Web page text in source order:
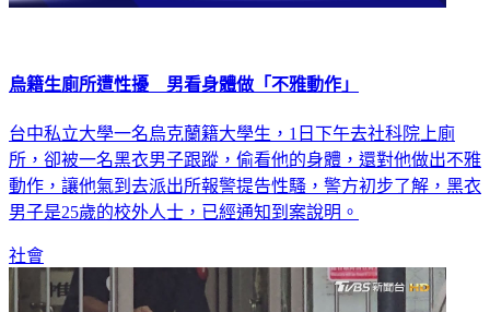
烏籍生廁所遭性擾 男看身體做「不雅動作」
台中私立大學一名烏克蘭籍大學生，1日下午去社科院上廁
所，卻被一名黑衣男子跟蹤，偷看他的身體，還對他做出不雅
動作，讓他氣到去派出所報警提告性騷，警方初步了解，黑衣
男子是25歲的校外人士，已經通知到案說明。
社會